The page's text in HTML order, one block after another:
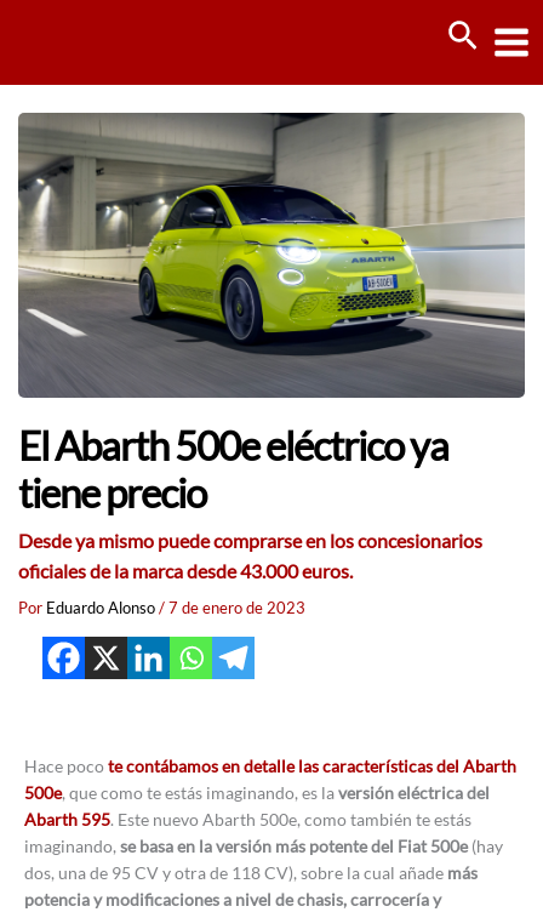
El Abarth 500e eléctrico ya
tiene precio
Desde ya mismo puede comprarse en los concesionarios
oficiales de la marca desde 43.000 euros.
Por Eduardo Alonso/7 de enero de 2023
Hace pocote contábamos en detalle las características del Abarth
500e, que como te estás imaginando, es laversión eléctrica del
Abarth 595. Este nuevo Abarth 500e, como también te estás
imaginando, se basa en la versión más potente del Fiat 500e(hay
dos, una de 95 CV y otra de 118 CV), sobre la cual añade más
potencia y modificaciones a nivel de chasis, carrocería y